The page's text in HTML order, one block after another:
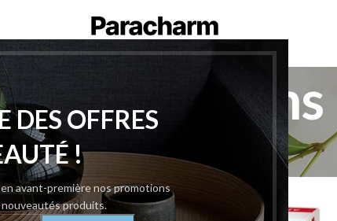
DES OFFRES
!
avant-première nos promotions
produits.
Soins
Afficher 9 12
-17%